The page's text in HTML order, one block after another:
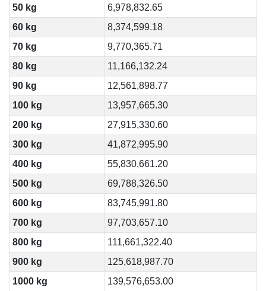
50 kg
6,978,832.65
60 kg
8,374,599.18
70 kg
9,770,365.71
80 kg
11,166,132.24
90 kg
12,561,898.77
100 kg
13,957,665.30
200 kg
27,915,330.60
300 kg
41,872,995.90
400 kg
55,830,661.20
500 kg
69,788,326.50
600 kg
83,745,991.80
700 kg
97,703,657.10
800 kg
111,661,322.40
900 kg
125,618,987.70
1000 kg
139,576,653.00